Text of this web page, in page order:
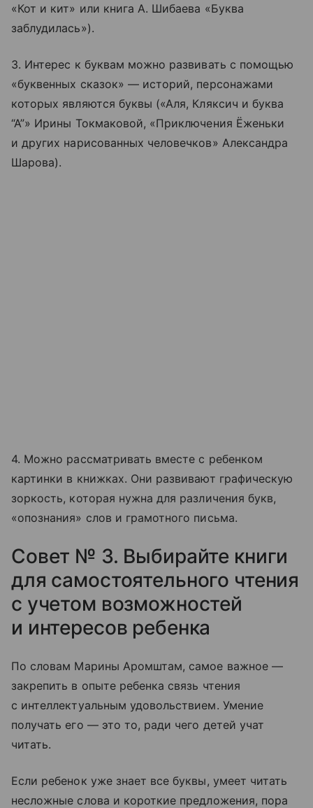
«Кот и кит» или книга А. Шибаева «Буква
заблудилась»).
3. Интерес к буквам можно развивать с помощью
«буквенных сказок» — историй, персонажами
которых являются буквы («Аля, Кляксич и буква
“А”» Ирины Токмаковой, «Приключения Ёженьки
и других нарисованных человечков» Александра
Шарова).
4. Можно рассматривать вместе с ребенком
картинки в книжках. Они развивают графическую
зоркость, которая нужна для различения букв,
«опознания» слов и грамотного письма.
Совет № 3. Выбирайте книги
для самостоятельного чтения
с учетом возможностей
и интересов ребенка
По словам Марины Аромштам, самое важное —
закрепить в опыте ребенка связь чтения
с интеллектуальным удовольствием. Умение
получать его — это то, ради чего детей учат
читать.
Если ребенок уже знает все буквы, умеет читать
несложные слова и короткие предложения, пора